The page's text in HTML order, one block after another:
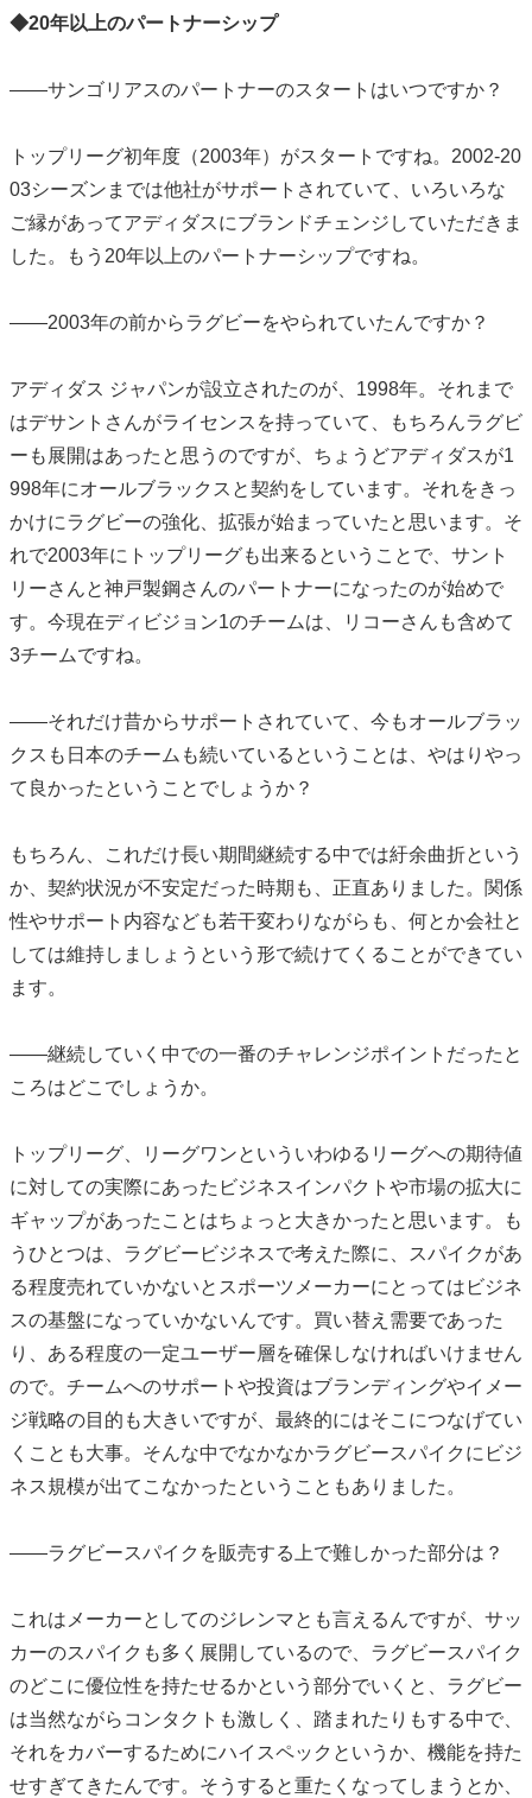
◆20年以上のパートナーシップ
――サンゴリアスのパートナーのスタートはいつですか？
トップリーグ初年度（2003年）がスタートですね。2002-20
03シーズンまでは他社がサポートされていて、いろいろな
ご縁があってアディダスにブランドチェンジしていただきま
した。もう20年以上のパートナーシップですね。
――2003年の前からラグビーをやられていたんですか？
アディダス ジャパンが設立されたのが、1998年。それまで
はデサントさんがライセンスを持っていて、もちろんラグビ
ーも展開はあったと思うのですが、ちょうどアディダスが1
998年にオールブラックスと契約をしています。それをきっ
かけにラグビーの強化、拡張が始まっていたと思います。そ
れで2003年にトップリーグも出来るということで、サント
リーさんと神戸製鋼さんのパートナーになったのが始めで
す。今現在ディビジョン1のチームは、リコーさんも含めて
3チームですね。
――それだけ昔からサポートされていて、今もオールブラッ
クスも日本のチームも続いているということは、やはりやっ
て良かったということでしょうか？
もちろん、これだけ長い期間継続する中では紆余曲折という
か、契約状況が不安定だった時期も、正直ありました。関係
性やサポート内容なども若干変わりながらも、何とか会社と
しては維持しましょうという形で続けてくることができてい
ます。
――継続していく中での一番のチャレンジポイントだったと
ころはどこでしょうか。
トップリーグ、リーグワンといういわゆるリーグへの期待値
に対しての実際にあったビジネスインパクトや市場の拡大に
ギャップがあったことはちょっと大きかったと思います。も
うひとつは、ラグビービジネスで考えた際に、スパイクがあ
る程度売れていかないとスポーツメーカーにとってはビジネ
スの基盤になっていかないんです。買い替え需要であった
り、ある程度の一定ユーザー層を確保しなければいけません
ので。チームへのサポートや投資はブランディングやイメー
ジ戦略の目的も大きいですが、最終的にはそこにつなげてい
くことも大事。そんな中でなかなかラグビースパイクにビジ
ネス規模が出てこなかったということもありました。
――ラグビースパイクを販売する上で難しかった部分は？
これはメーカーとしてのジレンマとも言えるんですが、サッ
カーのスパイクも多く展開しているので、ラグビースパイク
のどこに優位性を持たせるかという部分でいくと、ラグビー
は当然ながらコンタクトも激しく、踏まれたりもする中で、
それをカバーするためにハイスペックというか、機能を持た
せすぎてきたんです。そうすると重たくなってしまうとか、